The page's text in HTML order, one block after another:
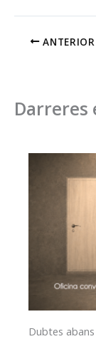
ANTERIOR
Darreres
Dubtes